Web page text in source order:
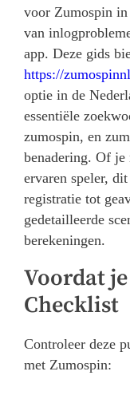
voor Zumospin
van
app. Deze gids
https://
optie in de
essentiële
zumospin, en
benadering. Of je
ervaren speler,
registratie tot
gedetailleerde
berekeningen.
Voordat
Checklist
Controleer deze
met Zumospin: